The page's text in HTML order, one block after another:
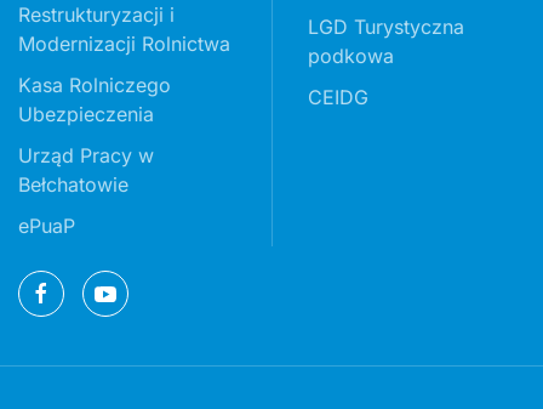
Restrukturyzacji i
Modernizacji Rolnictwa
Kasa Rolniczego
Ubezpieczenia
Urząd Pracy w
Bełchatowie
ePuaP
LGD Turystyczna
podkowa
CEIDG